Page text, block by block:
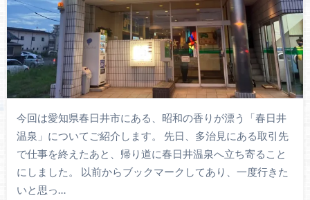
今回は愛知県春日井市にある、昭和の香りが漂う「春日井
温泉」についてご紹介します。 先日、多治見にある取引先
で仕事を終えたあと、帰り道に春日井温泉へ立ち寄ること
にしました。 以前からブックマークしてあり、一度行きた
いと思っ…